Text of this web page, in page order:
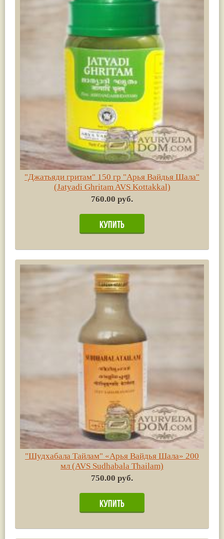
"Джатьяди гритам" 150 гр "Арья Вайдья Шала"
(Jatyadi Ghritam AVS Kottakkal)
760.00 руб.
"Шудхабала Тайлам" «Арья Вайдья Шала» 200
мл (AVS Sudhabala Thailam)
750.00 руб.